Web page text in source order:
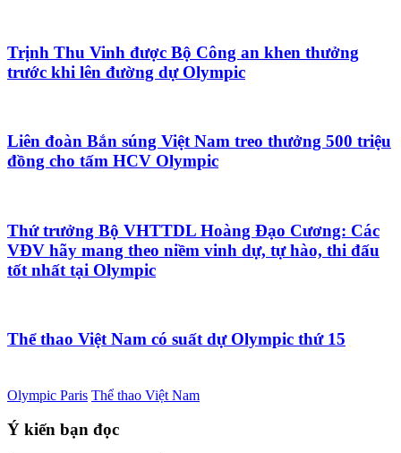
Trịnh Thu Vinh được Bộ Công an khen thưởng
trước khi lên đường dự Olympic
Liên đoàn Bắn súng Việt Nam treo thưởng 500 triệu
đồng cho tấm HCV Olympic
Thứ trưởng Bộ VHTTDL Hoàng Đạo Cương: Các
VĐV hãy mang theo niềm vinh dự, tự hào, thi đấu
tốt nhất tại Olympic
Thể thao Việt Nam có suất dự Olympic thứ 15
Olympic Paris Thể thao Việt Nam
Ý kiến bạn đọc